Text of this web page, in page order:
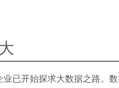
已开始探求大数据之路。